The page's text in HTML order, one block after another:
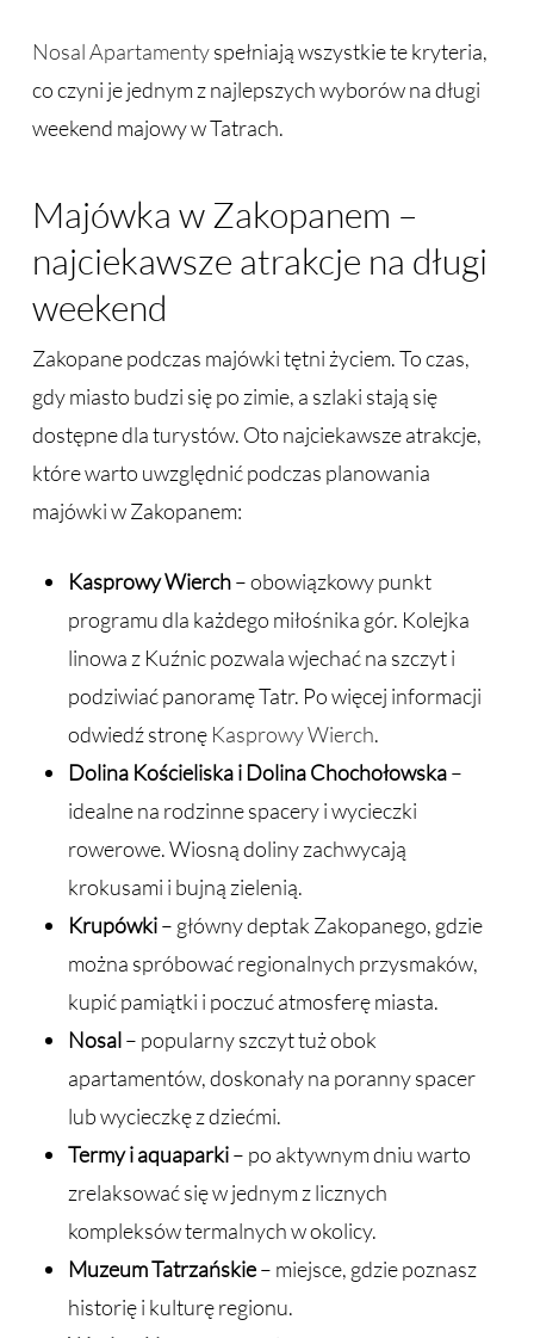
Nosal Apartamentyspełniają wszystkie te kryteria,
co czyni je jednym z najlepszych wyborów na długi
weekend majowy w Tatrach.
Majówka w Zakopanem –
najciekawsze atrakcje na długi
weekend
Zakopane podczas majówki tętni życiem. To czas,
gdy miasto budzi się po zimie, a szlaki stają się
dostępne dla turystów. Oto najciekawsze atrakcje,
które warto uwzględnić podczas planowania
majówki w Zakopanem:
Kasprowy Wierch– obowiązkowy punkt
programu dla każdego miłośnika gór. Kolejka
linowa z Kuźnic pozwala wjechać na szczyt i
podziwiać panoramę Tatr. Po więcej informacji
odwiedź stronę Kasprowy Wierch.
Dolina Kościeliska i Dolina Chochołowska–
idealne na rodzinne spacery i wycieczki
rowerowe. Wiosną doliny zachwycają
krokusami i bujną zielenią.
Krupówki– główny deptak Zakopanego, gdzie
można spróbować regionalnych przysmaków,
kupić pamiątki i poczuć atmosferę miasta.
Nosal– popularny szczyt tuż obok
apartamentów, doskonały na poranny spacer
lub wycieczkę z dziećmi.
Termy i aquaparki– po aktywnym dniu warto
zrelaksować się w jednym z licznych
kompleksów termalnych w okolicy.
Muzeum Tatrzańskie– miejsce, gdzie poznasz
historię i kulturę regionu.